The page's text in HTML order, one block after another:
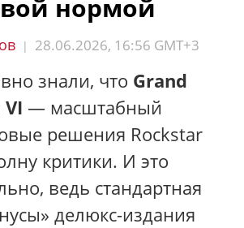
нормой
| 28.06.2026, 16:56 GMT+3
знали, что Grand
— масштабный
решения Rockstar
критики. И это
ведь стандартная
делюкс-издания